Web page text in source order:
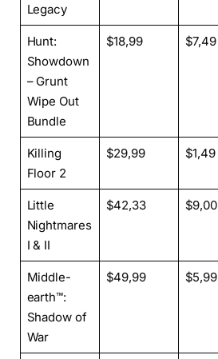
Legacy
Hunt:
Showdown
– Grunt
Wipe Out
Bundle
$18,99 $7,49
Killing
Floor 2
$29,99 $1,49
Little
Nightmares
I & II
$42,33 $9,00
Middle-
earth™:
Shadow of
War
$49,99 $5,99